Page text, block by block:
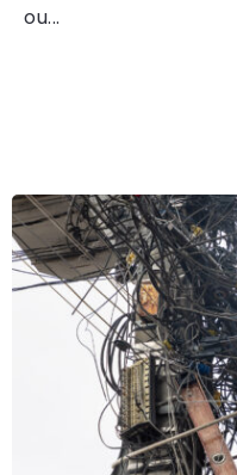
ou...